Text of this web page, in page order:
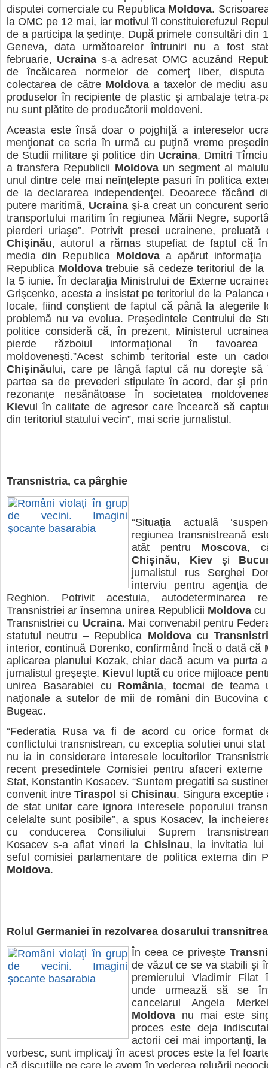
disputei comerciale cu Republica Moldova.
la OMC pe 12 mai, iar motivul îl constituierefuzul
de a participa la şedinţe. După primele consultări din
Geneva, data următoarelor întruniri nu a fost
februarie, Ucraina s-a adresat OMC acuzând
de încălcarea normelor de comerţ liber,
colectarea de către Moldova a taxelor de mediu
produselor în recipiente de plastic şi ambalaje tetra-
nu sunt plătite de producătorii moldoveni.
Aceasta este însă doar o pojghiţă a intereselor
menţionat ce scria în urmă cu puţină vreme
de Studii militare şi politice din Ucraina, Dmitri
a transfera Republicii Moldovaun segment al
unul dintre cele mai neînţelepte pasuri în politica
de la declararea independenţei. Deoarece făcând
putere maritimă, Ucrainaşi-a creat un concurent
transportului maritim în regiunea Mării Negre,
pierderi uriaşe”. Potrivit presei ucrainene,
Chişinău, autorul a rămas stupefiat de faptul că
media din Republica Moldova a apărut informaţia
Republica Moldovatrebuie să cedeze teritoriul de la
la 5 iunie. În declaraţia Ministrului de Externe
Grişcenko, acesta a insistat pe teritoriul de la Palanca
locale, fiind conştient de faptul că până la alegerile
problemă nu va evolua. Preşedintele Centrului de
politice consideră că, în prezent, Ministerul
pierde războiul informaţional în favoarea
moldoveneşti.”Acest schimb teritorial este un
Chişinău lui, care pe lângă faptul că nu doreşte să
partea sa de prevederi stipulate în acord, dar şi
rezonanţe nesănătoase în societatea
Kievul în calitate de agresor care încearcă să
din teritoriul statului vecin”, mai scrie jurnalistul.
Transnistria, ca pârghie
“Situaţia actuală
regiunea transnistreană
atât pentru Moscova,
Chişinău, Kievşi
jurnalistul rus Serghei
interviu pentru agenţia
Reghion. Potrivit acestuia, autodeterminarea
Transnistriei ar însemna unirea Republicii Moldova
Transnistriei cu Ucraina. Mai convenabil pentru
statutul neutru – Republica Moldovacu
interior, continuă Dorenko, confirmând încă o dată că
aplicarea planului Kozak, chiar dacă acum va purta
jurnalistul greşeşte. Kievul luptă cu orice mijloace
unirea Basarabiei cu România, tocmai de teama
naţionale a sutelor de mii de români din Bucovina
Bugeac.
“Federatia Rusa va fi de acord cu orice format
conflictului transnistrean, cu exceptia solutiei unui
nu ia in considerare interesele locuitorilor
recent presedintele Comisiei pentru afaceri
Stat, Konstantin Kosacev. “Suntem pregatiti sa
convenit intreTiraspol si Chisinau. Singura exceptie
de stat unitar care ignora interesele poporului
celelalte sunt posibile”, a spus Kosacev, la
cu conducerea Consiliului Suprem
Kosacev s-a aflat vineri la Chisinau, la invitatia lui
seful comisiei parlamentare de politica externa din
Moldova.
Rolul Germaniei în rezolvarea dosarului
În ceea ce priveşte
de văzut ce se va stabili şi
premierului Vladimir
unde urmează să se
cancelarul Angela
Moldova nu mai este
proces este deja
actorii cei mai importanţi,
vorbesc, sunt implicaţi în acest proces este la fel
că discuţiile pe care le avem în vederea reluării